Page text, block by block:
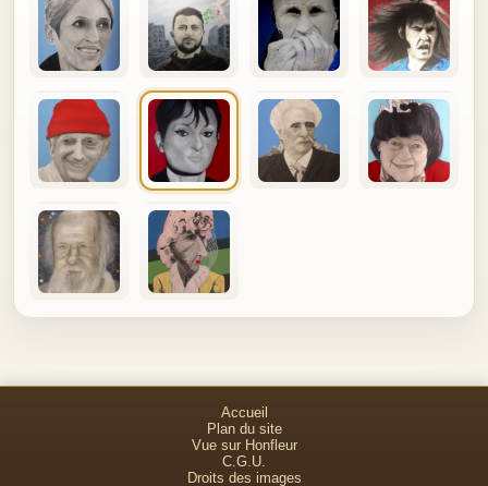
Accueil
Plan du site
Vue sur Honfleur
C.G.U.
Droits des images